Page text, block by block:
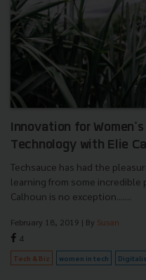
Innovation for
Technology with Elie
Techsauce has had the
learning from some incredible
Calhoun is no exception.......
February 18, 2019 | By Susan
4
Tech & Biz women in tech